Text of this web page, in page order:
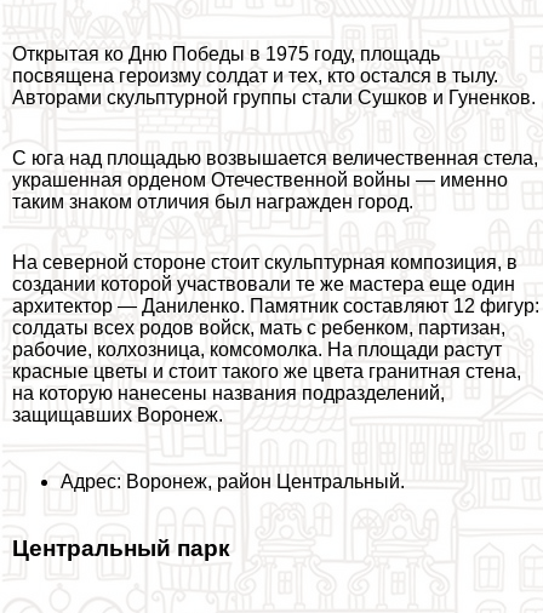
Открытая ко Дню Победы в 1975 году, площадь
посвящена героизму солдат и тех, кто остался в тылу.
Авторами скульптурной группы стали Сушков и Гуненков.
С юга над площадью возвышается величественная стела,
украшенная орденом Отечественной войны — именно
таким знаком отличия был награжден город.
На северной стороне стоит скульптурная композиция, в
создании которой участвовали те же мастера еще один
архитектор — Даниленко. Памятник составляют 12 фигур:
солдаты всех родов войск, мать с ребенком, партизан,
рабочие, колхозница, комсомолка. На площади растут
красные цветы и стоит такого же цвета гранитная стена,
на которую нанесены названия подразделений,
защищавших Воронеж.
Адрес: Воронеж, район Центральный.
Центральный парк